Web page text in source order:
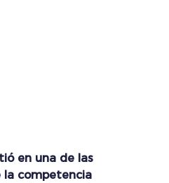
en una de las
la competencia